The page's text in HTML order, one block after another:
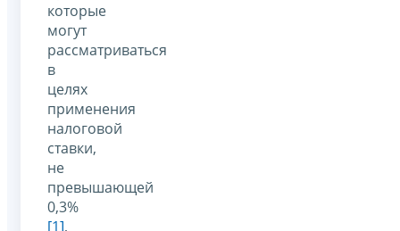
которые
могут
рассматриваться
в
целях
применения
налоговой
ставки,
не
превышающей
0,3%
[1],